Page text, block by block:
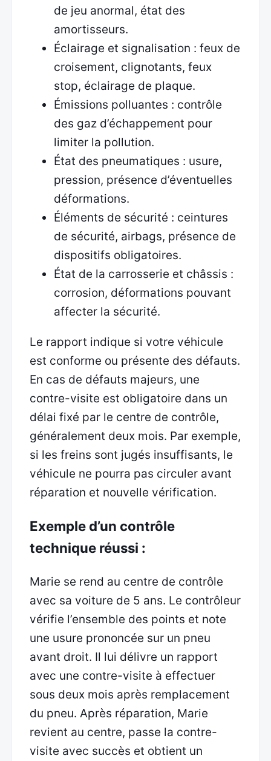
de jeu anormal, état des
amortisseurs.
Éclairage et signalisation : feux de
croisement, clignotants, feux
stop, éclairage de plaque.
Émissions polluantes : contrôle
des gaz d’échappement pour
limiter la pollution.
État des pneumatiques : usure,
pression, présence d’éventuelles
déformations.
Éléments de sécurité : ceintures
de sécurité, airbags, présence de
dispositifs obligatoires.
État de la carrosserie et châssis :
corrosion, déformations pouvant
affecter la sécurité.
Le rapport indique si votre véhicule
est conforme ou présente des défauts.
En cas de défauts majeurs, une
contre-visite est obligatoire dans un
délai fixé par le centre de contrôle,
généralement deux mois. Par exemple,
si les freins sont jugés insuffisants, le
véhicule ne pourra pas circuler avant
réparation et nouvelle vérification.
Exemple d’un contrôle
technique réussi :
Marie se rend au centre de contrôle
avec sa voiture de 5 ans. Le contrôleur
vérifie l’ensemble des points et note
une usure prononcée sur un pneu
avant droit. Il lui délivre un rapport
avec une contre-visite à effectuer
sous deux mois après remplacement
du pneu. Après réparation, Marie
revient au centre, passe la contre-
visite avec succès et obtient un